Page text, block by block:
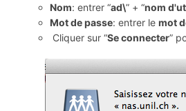
Nom: entrer “ad\” + “nom
Mot de passe: entrer lemot
Cliquer sur “Se connecter”